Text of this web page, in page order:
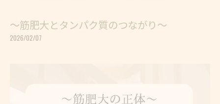
〜筋肥大とタンパク質のつながり〜
2026/02/07